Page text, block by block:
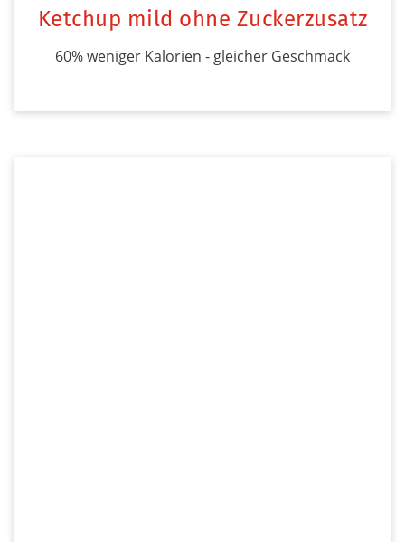
Ketchup mild ohne Zuckerzusatz
60% weniger Kalorien - gleicher Geschmack